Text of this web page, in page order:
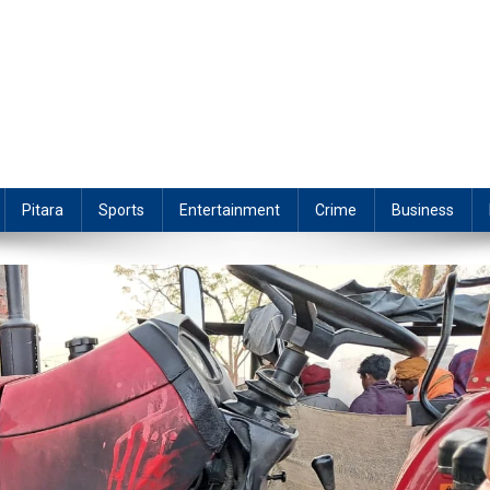
Pitara Sports Entertainment Crime Business